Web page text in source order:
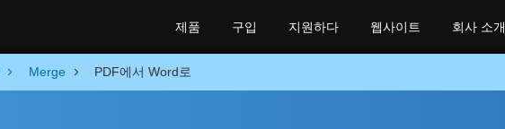
Merge PDF에서 Word로
제품 구입 지원하다 웹사이트 회사 소개